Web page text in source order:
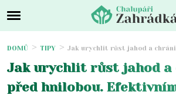
DOMŮ TIPY Jak urychlit růst jahod a
Jak urychlit růst jahod
před hnilobou.